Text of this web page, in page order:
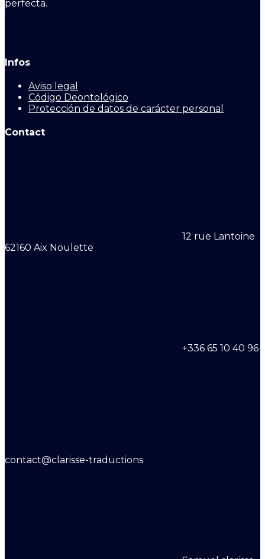
perfecta.
Infos
Aviso legal
Código Deontológico
Protección de datos de carácter personal
Contact
12 rue Lantoine
62160 Aix Noulette
+336 65 10 40 96
contact@clarisse-traductions